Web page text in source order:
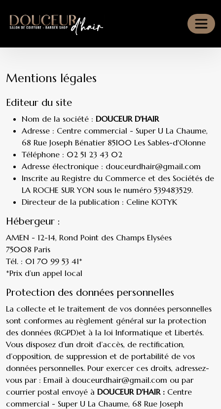
Mentions légales
Editeur du site
Nom de la société : DOUCEUR D'HAIR
Adresse : Centre commercial - Super U La Chaume,
68 Rue Joseph Bénatier 85100 Les Sables-d'Olonne
Téléphone : 02 51 23 43 02
Adresse électronique : douceurdhair@gmail.com
Inscrite au Registre du Commerce et des Sociétés de
LA ROCHE SUR YON sous le numéro 539483529.
Directeur de la publication : Celine KOTYK
Hébergeur :
AMEN - 12-14, Rond Point des Champs Elysées
75008 Paris
Tél. : 01 70 99 53 41*
*Prix d’un appel local
Protection des données personnelles
La collecte et le traitement de vos données personnelles
sont conformes au règlement général sur la protection
des données (RGPD)et à la loi Informatique et Libertés.
Vous disposez d’un droit d’accès, de rectification,
d’opposition, de suppression et de portabilité de vos
données personnelles. Pour exercer ces droits, adressez-
vous par : Email à douceurdhair@gmail.com ou par
courrier postal envoyé à DOUCEUR D'HAIR : Centre
commercial - Super U La Chaume, 68 Rue Joseph